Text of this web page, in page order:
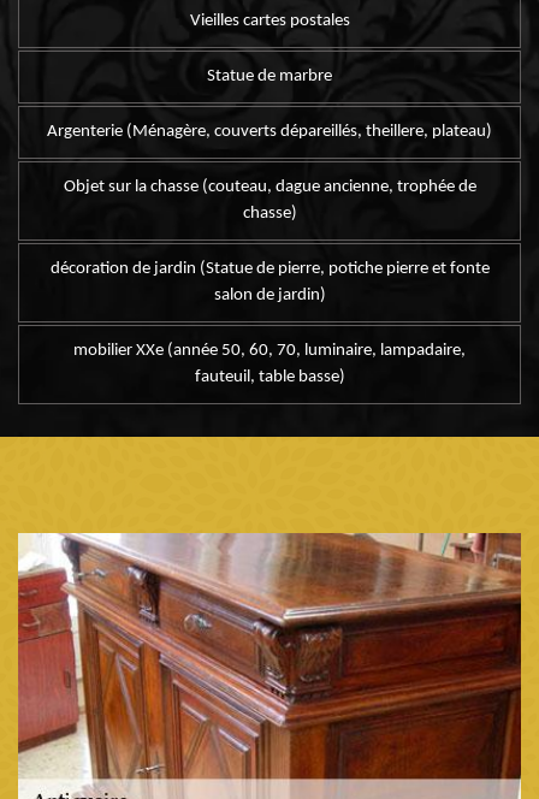
Vieilles cartes postales
Statue de marbre
Argenterie (Ménagère, couverts dépareillés, theillere, plateau)
Objet sur la chasse (couteau, dague ancienne, trophée de
chasse)
décoration de jardin (Statue de pierre, potiche pierre et fonte
salon de jardin)
mobilier XXe (année 50, 60, 70, luminaire, lampadaire,
fauteuil, table basse)